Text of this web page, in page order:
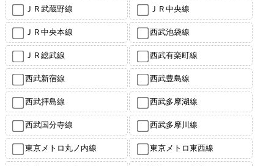
ＪＲ武蔵野線 ＪＲ中央線
ＪＲ中央本線 西武池袋線
ＪＲ総武線 西武有楽町線
西武新宿線 西武豊島線
西武拝島線 西武多摩湖線
西武国分寺線 西武多摩川線
東京メトロ丸ノ内線 東京メトロ東西線